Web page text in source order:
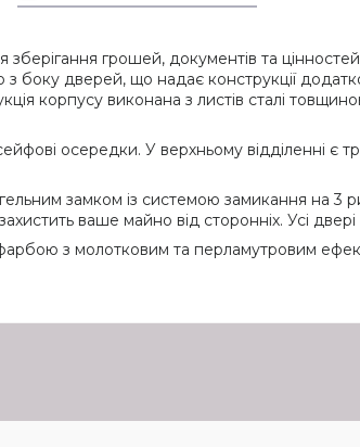
грошей, документів та
дверей, що надає конструкції
корпусу виконана з листів сталі
осередки. У верхньому відділенні
замком із системою замикання на 3
ваше майно від сторонніх. Усі двері
з молотковим та перламутровим